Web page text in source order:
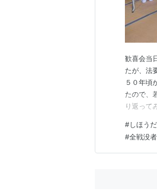
歓喜会当
たが、法
５０年頃
たので、
り返って
ど、いろ
前・戦中
#しほう
#全戦没